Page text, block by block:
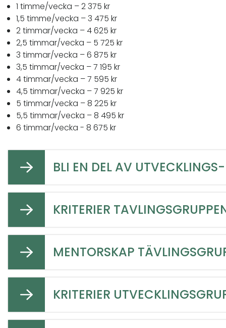
1 timme/vecka – 2 375 kr
1,5 timme/vecka – 3 475 kr
2 timmar/vecka – 4 625 kr
2,5 timmar/vecka – 5 725 kr
3 timmar/vecka – 6 875 kr
3,5 timmar/vecka – 7 195 kr
4 timmar/vecka – 7 595 kr
4,5 timmar/vecka – 7 925 kr
5 timmar/vecka – 8 225 kr
5,5 timmar/vecka – 8 495 kr
6 timmar/vecka - 8 675 kr
BLI EN DEL AV
KRITERIER
MENTORSKAP
KRITERIER